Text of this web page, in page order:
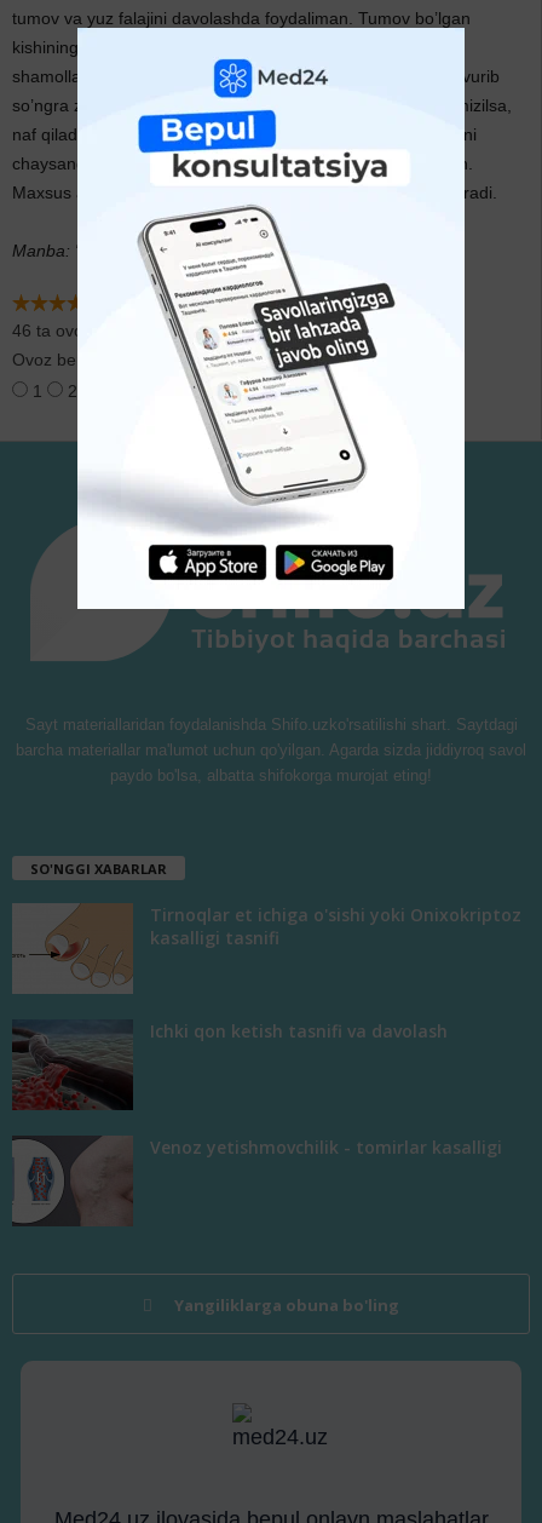
tumov va yuz falajini davolashda foydaliman. Tumov bo’lgan
kishining boshiga sedanadan bog’lama qilsalar tuzatadi,
shamollagan va sovuq urgan joylarga foyda qiladi, meni qovurib
so’ngra zaytun yog’iga solinsa va kishi tumov bo’lganda tomizilsa,
naf qiladi. Sirkaga solib qaynatib, o’sha sirka bilan og’zingizni
chaysangiz tish og’rig’ini qoldiradi va uni mustahkamlayman.
Maxsus asbob bilan donlaridan olingan yog’ kishini yoshartiradi.
Manba: "O'simlik va inson salomatligi" - Toshkent 1991
46 ta ovoz
Ovoz berish:
1
2
Sayt materiallaridan foydalanishda Shifo.uzko'rsatilishi shart. Saytdagi
barcha materiallar ma'lumot uchun qo'yilgan. Agarda sizda jiddiyroq savol
paydo bo'lsa, albatta shifokorga murojat eting!
SO'NGGI XABARLAR
Tirnoqlar et ichiga o'sishi yoki Onixokriptoz
kasalligi tasnifi
Ichki qon ketish tasnifi va davolash
Venoz yetishmovchilik - tomirlar kasalligi
Yangiliklarga obuna bo'ling